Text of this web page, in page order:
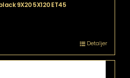
9X20 5X120 ET45
Detaljer